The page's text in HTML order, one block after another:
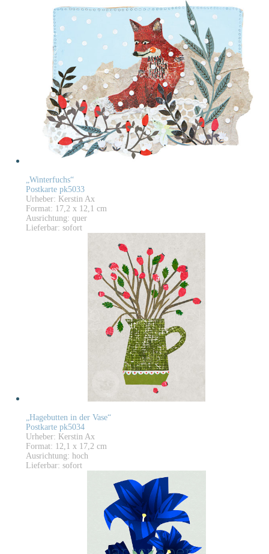
„Winterfuchs“
Postkarte pk5033
Urheber: Kerstin Ax
Format: 17,2 x 12,1 cm
Ausrichtung: quer
Lieferbar: sofort
„Hagebutten in der Vase“
Postkarte pk5034
Urheber: Kerstin Ax
Format: 12,1 x 17,2 cm
Ausrichtung: hoch
Lieferbar: sofort